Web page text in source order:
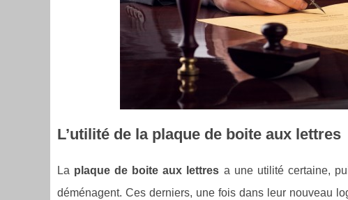
L’utilité de la plaque de boite aux lettres
La plaque de boite aux lettres a une utilité certaine,
déménagent. Ces derniers, une fois dans leur nouveau